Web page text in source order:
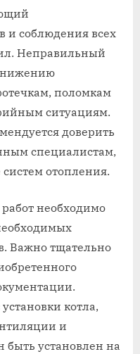
и соблюдения всех
Неправильный
поломкам
ситуациям.
доверить
специалистам,
отопления.
необходимо
Важно тщательно
котла,
и
быть установлен на